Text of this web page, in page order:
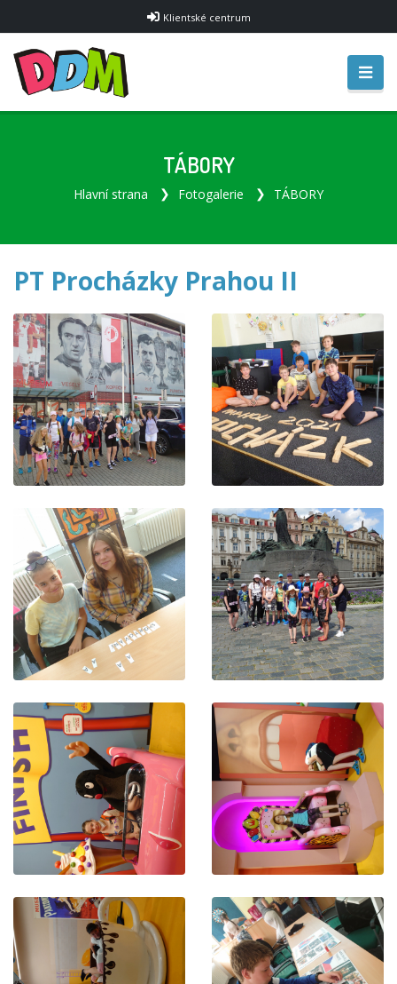
Klientské centrum
TÁBORY
Hlavní strana Fotogalerie TÁBORY
PT Procházky Prahou II